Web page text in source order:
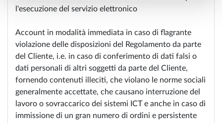
l'esecuzione del servizio elettronico
Account in modalità immediata in caso di flagrante
violazione delle disposizioni del Regolamento da parte
del Cliente, i.e. in caso di conferimento di dati falsi o
dati personali di altri soggetti da parte del Cliente,
fornendo contenuti illeciti, che violano le norme sociali
generalmente accettate, che causano interruzione del
lavoro o sovraccarico dei sistemi ICT e anche in caso di
immissione di un gran numero di ordini e persistente